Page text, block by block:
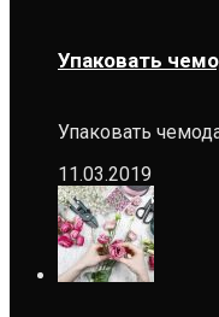
Упаковать
Упаковать
11.03.2019